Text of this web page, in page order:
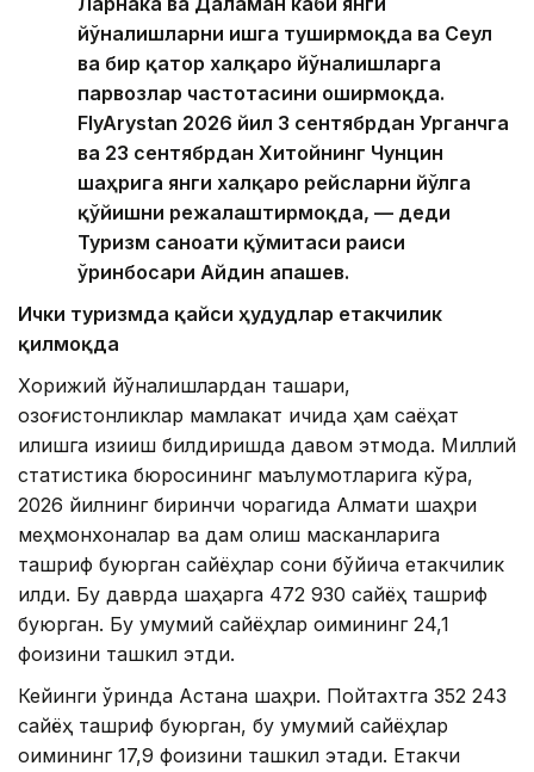
йўналишларни ишга туширмоқда ва Сеул
ва бир қатор халқаро йўналишларга
парвозлар частотасини оширмоқда.
FlyArystan 2026 йил 3 сентябрдан Урганчга
ва 23 сентябрдан Хитойнинг Чунцин
шаҳрига янги халқаро рейсларни йўлга
қўйишни режалаштирмоқда, — деди
Туризм саноати қўмитаси раиси
ўринбосари Айдин Қапашев.
Ички туризмда қайси ҳудудлар етакчилик
қилмоқда
Хорижий йўналишлардан ташқари,
қозоғистонликлар мамлакат ичида ҳам саёҳат
қилишга қизиқиш билдиришда давом этмоқда. Миллий
статистика бюросининг маълумотларига кўра,
2026 йилнинг биринчи чорагида Алмати шаҳри
меҳмонхоналар ва дам олиш масканларига
ташриф буюрган сайёҳлар сони бўйича етакчилик
қилди. Бу даврда шаҳарга 472 930 сайёҳ ташриф
буюрган. Бу умумий сайёҳлар оқимининг 24,1
фоизини ташкил этди.
Кейинги ўринда Астана шаҳри. Пойтахтга 352 243
сайёҳ ташриф буюрган, бу умумий сайёҳлар
оқимининг 17,9 фоизини ташкил этади. Етакчи